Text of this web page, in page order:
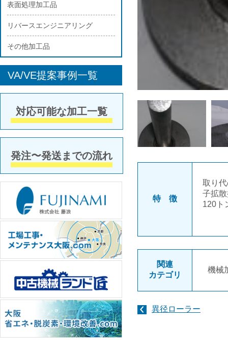
特 徴
取り
子拡
120
関連
カテゴリ
機械
異径ローラー
表面処理加工品
リバースエンジニアリング
その他加工品
VA/VE提案事例一覧
対応可能な加工一覧
発注〜発送までの流れ